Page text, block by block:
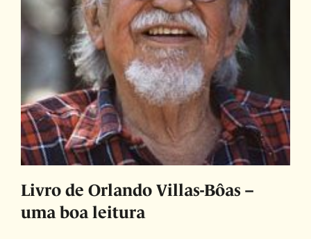
Livro de Orlando Villas-Bôas –
uma boa leitura